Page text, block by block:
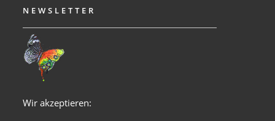
NEWSLETTER
Wir akzeptieren: